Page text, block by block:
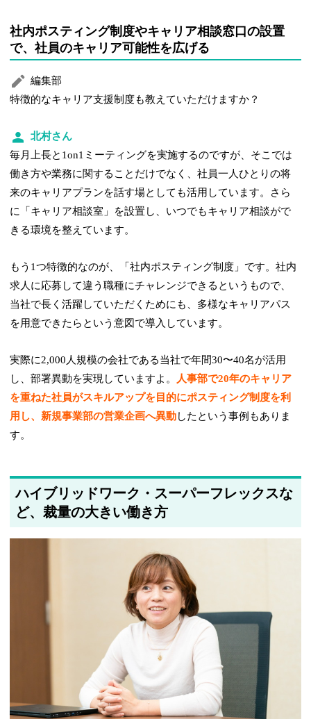
社内ポスティング制度やキャリア相談窓口の設置
で、社員のキャリア可能性を広げる
編集部
特徴的なキャリア支援制度も教えていただけますか？
北村さん
毎月上長と1on1ミーティングを実施するのですが、そこでは
働き方や業務に関することだけでなく、社員一人ひとりの将
来のキャリアプランを話す場としても活用しています。さら
に「キャリア相談室」を設置し、いつでもキャリア相談がで
きる環境を整えています。
もう1つ特徴的なのが、「社内ポスティング制度」です。社内
求人に応募して違う職種にチャレンジできるというもので、
当社で長く活躍していただくためにも、多様なキャリアパス
を用意できたらという意図で導入しています。
実際に2,000人規模の会社である当社で年間30〜40名が活用
し、部署異動を実現していますよ。
人事部で20年のキャリア
を重ねた社員がスキルアップを目的にポスティング制度を利
用し、新規事業部の営業企画へ異動したという事例もありま
す。
ハイブリッドワーク・スーパーフレックスな
ど、裁量の大きい働き方